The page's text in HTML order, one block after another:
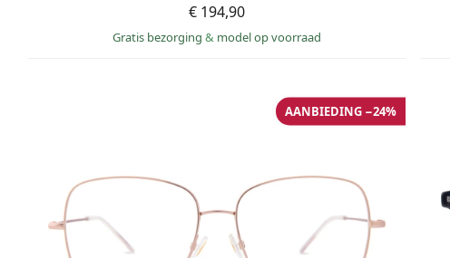
€ 194,90
Gratis bezorging & model op voorraad
AANBIEDING −24%